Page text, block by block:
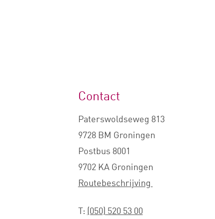
Contact
Paterswoldseweg 813
9728 BM Groningen
Postbus 8001
9702 KA Groningen
Routebeschrijving
T: (050) 520 53 00